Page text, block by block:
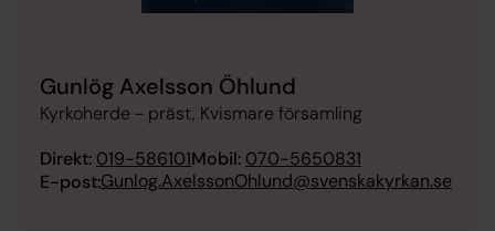
Gunlög Axelsson Öhlund
Kyrkoherde - präst, Kvismare församling
Direkt: 019-586101Mobil: 070-5650831
E-post:Gunlog.AxelssonOhlund@svenskakyrkan.se